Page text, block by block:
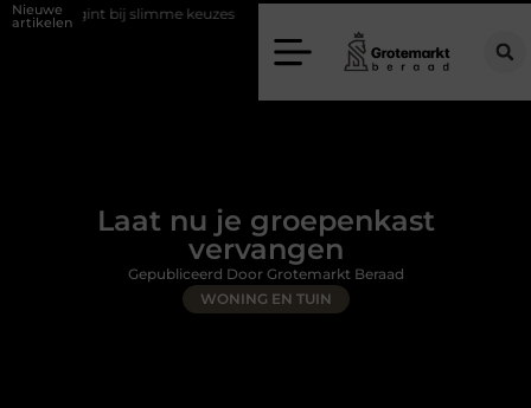
Nieuwe
artikelenkeuzes Waarom kiezen voor een rijschool in Utrecht?
Laat nu je groepenkast
vervangen
WONING EN TUIN
Gepubliceerd Door Grotemarkt Beraad